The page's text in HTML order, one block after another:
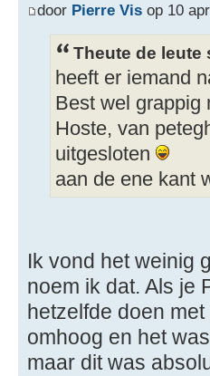
door Pierre Vis op 10
Theute de leute
heeft er iemand
Best wel grappig
Hoste, van
uitgesloten
aan de ene kant
Ik vond het weinig
noem ik dat. Als je
hetzelfde doen
omhoog en het
maar dit was